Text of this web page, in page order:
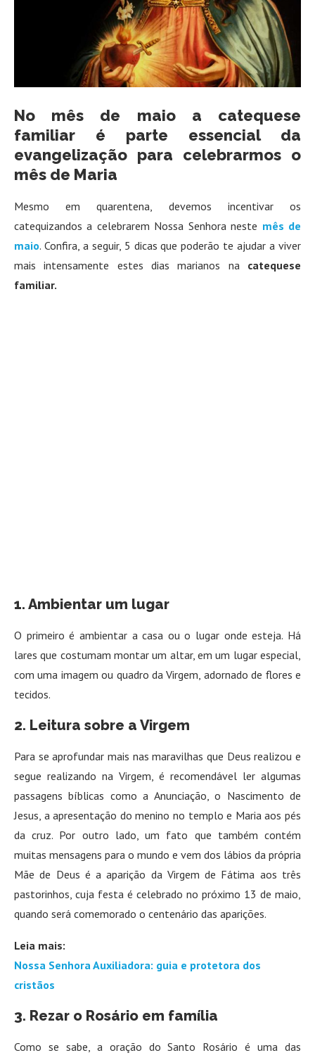
No mês de maio a catequese
familiar é parte essencial da
evangelização para celebrarmos o
mês de Maria
Mesmo em quarentena, devemos incentivar os
catequizandos a celebrarem Nossa Senhora neste mês de
maio. Confira, a seguir, 5 dicas que poderão te ajudar a viver
mais intensamente estes dias marianos na catequese
familiar.
1. Ambientar um lugar
O primeiro é ambientar a casa ou o lugar onde esteja. Há
lares que costumam montar um altar, em um lugar especial,
com uma imagem ou quadro da Virgem, adornado de flores e
tecidos.
2. Leitura sobre a Virgem
Para se aprofundar mais nas maravilhas que Deus realizou e
segue realizando na Virgem, é recomendável ler algumas
passagens bíblicas como a Anunciação, o Nascimento de
Jesus, a apresentação do menino no templo e Maria aos pés
da cruz. Por outro lado, um fato que também contém
muitas mensagens para o mundo e vem dos lábios da própria
Mãe de Deus é a aparição da Virgem de Fátima aos três
pastorinhos, cuja festa é celebrado no próximo 13 de maio,
quando será comemorado o centenário das aparições.
Leia mais:
Nossa Senhora Auxiliadora: guia e protetora dos
cristãos
3. Rezar o Rosário em família
Como se sabe, a oração do Santo Rosário é uma das